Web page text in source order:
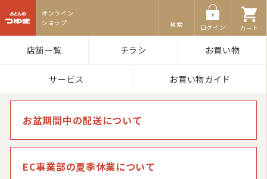
検索 ログイン カート
店舗一覧 チラシ お買い物
サービス お買い物ガイド
お盆期間中の配送について
EC事業部の夏季休業について